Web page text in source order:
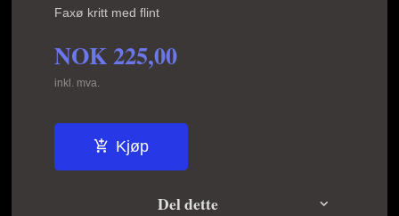
Faxø kritt med flint
NOK225,00
inkl. mva.
Kjøp
Del dette